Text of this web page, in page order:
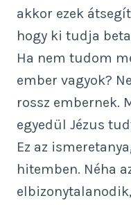
akkor ezek
hogy ki tudja
Ha nem tudom
ember vagyok?
rossz embernek.
egyedül Jézus
Ez az
hitemben. Néha